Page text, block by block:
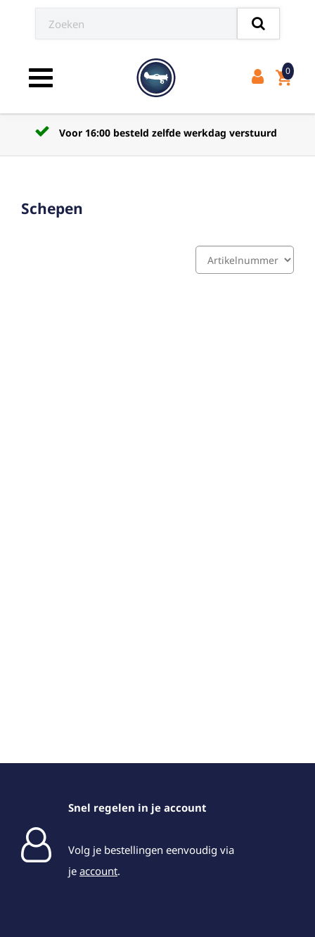
Toggle navigation shopping_cart
0
Voor 16:00 besteld zelfde werkdag verstuurd
Schepen
Snel regelen in je account
Volg je bestellingen eenvoudig via
je account.